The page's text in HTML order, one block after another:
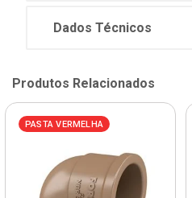
Dados Técnicos
Produtos Relacionados
PASTA VERMELHA